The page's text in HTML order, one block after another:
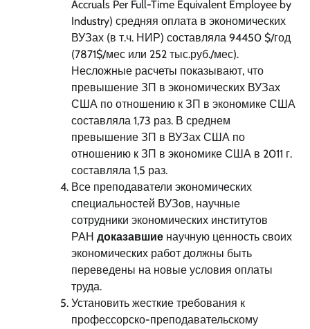
Accruals Per Full-Time Equivalent Employee by
Industry) средняя оплата в экономических
ВУЗах (в т.ч. НИР) составляла 94450 $/год
(7871$/мес или 252 тыс.руб./мес).
Несложные расчеты показывают, что
превышение ЗП в экономических ВУЗах
США по отношению к ЗП в экономике США
составляла 1,73 раз. В среднем
превышение ЗП в ВУЗах США по
отношению к ЗП в экономике США в 2011 г.
составляла 1,5 раз.
Все преподаватели экономических
специальностей ВУЗов, научные
сотрудники экономических институтов
РАН доказавшие научную ценность своих
экономических работ должны быть
переведены на новые условия оплаты
труда.
Установить жесткие требования к
профессорско-преподавательскому